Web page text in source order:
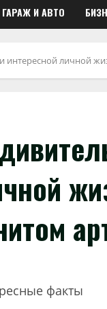
ГАРАЖ И АВТО
интересной личной